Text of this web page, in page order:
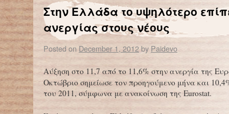
Στην Ελλάδα το υψηλότερο
ανεργίας στους νέους
Posted on December 1, 2012by Paidevo
Αύξηση στο 11,7 από το 11,6% στην ανεργία της
Οκτώβριο σημείωσε τον προηγούμενο μήνα και
του 2011, σύμφωνα με ανακοίνωση της Eurostat.